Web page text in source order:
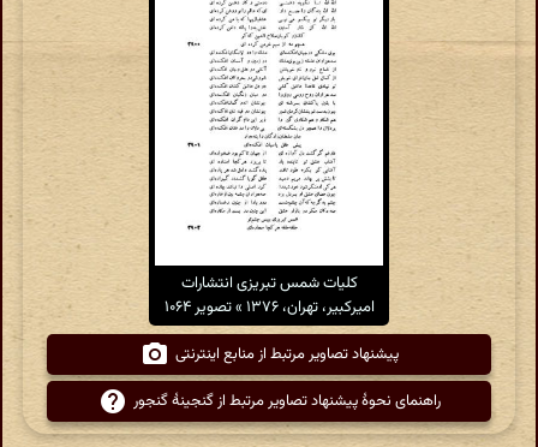
کلیات شمس تبریزی انتشارات
امیرکبیر، تهران، ۱۳۷۶ » تصویر ۱۰۶۴
پیشنهاد تصاویر مرتبط از منابع اینترنتی
راهنمای نحوهٔ پیشنهاد تصاویر مرتبط از گنجینهٔ گنجور